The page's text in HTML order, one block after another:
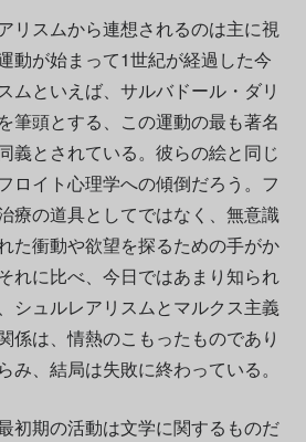
リスムから連想されるのは主に視
動が始まって1世紀が経過した今
ムといえば、サルバドール・ダリ
筆頭とする、この運動の最も著名
義とされている。彼らの絵と同じ
ロイト心理学への傾倒だろう。フ
療の道具としてではなく、無意識
た衝動や欲望を探るための手がか
れに比べ、今日ではあまり知られ
シュルレアリスムとマルクス主義
係は、情熱のこもったものであり
み、結局は失敗に終わっている。
初期の活動は文学に関するものだ